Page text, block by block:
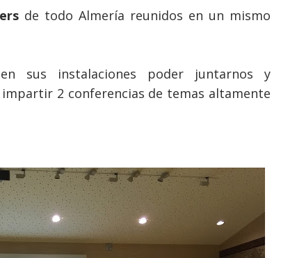
de todo Almería reunidos en un mismo
sus instalaciones poder juntarnos y
2 conferencias de temas altamente